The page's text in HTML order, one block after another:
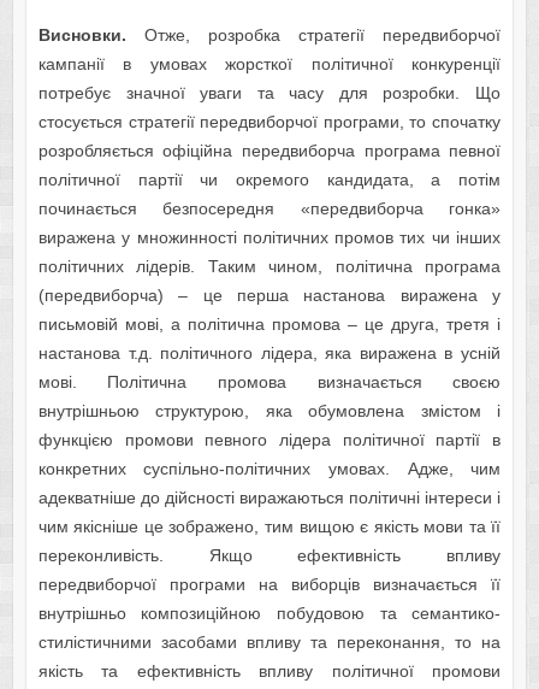
Висновки. Отже, розробка стратегії передвиборчої
кампанії в умовах жорсткої політичної конкуренції
потребує значної уваги та часу для розробки. Що
стосується стратегії передвиборчої програми, то спочатку
розробляється офіційна передвиборча програма певної
політичної партії чи окремого кандидата, а потім
починається безпосередня «передвиборча гонка»
виражена у множинності політичних промов тих чи інших
політичних лідерів. Таким чином, політична програма
(передвиборча) – це перша настанова виражена у
письмовій мові, а політична промова – це друга, третя і
настанова т.д. політичного лідера, яка виражена в усній
мові. Політична промова визначається своєю
внутрішньою структурою, яка обумовлена змістом і
функцією промови певного лідера політичної партії в
конкретних суспільно-політичних умовах. Адже, чим
адекватніше до дійсності виражаються політичні інтереси і
чим якісніше це зображено, тим вищою є якість мови та її
переконливість. Якщо ефективність впливу
передвиборчої програми на виборців визначається її
внутрішньо композиційною побудовою та семантико-
стилістичними засобами впливу та переконання, то на
якість та ефективність впливу політичної промови